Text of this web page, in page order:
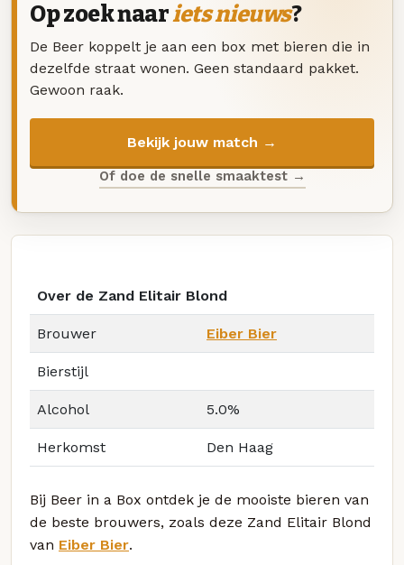
Op zoek naariets nieuws?
De Beer koppelt je aan een box met bieren die in
dezelfde straat wonen. Geen standaard pakket.
Gewoon raak.
Bekijk jouw match →
Of doe de snelle smaaktest →
Over de Zand Elitair Blond
Brouwer Eiber Bier
Bierstijl
Alcohol 5.0%
Herkomst Den Haag
Bij Beer in a Box ontdek je de mooiste bieren van
de beste brouwers, zoals deze Zand Elitair Blond
van Eiber Bier.